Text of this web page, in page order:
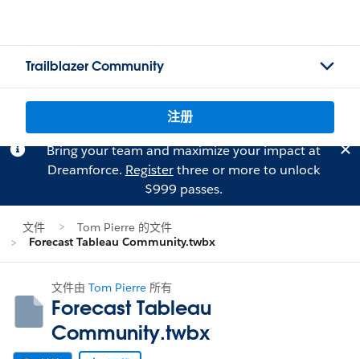
Trailblazer Community
注册
Bring your team and maximize your impact at
Dreamforce. Registerthree or more to unlock
$999 passes.
文件
Tom Pierre 的文件
Forecast Tableau Community.twbx
文件由 Tom Pierre 所有
Forecast Tableau
Community.twbx